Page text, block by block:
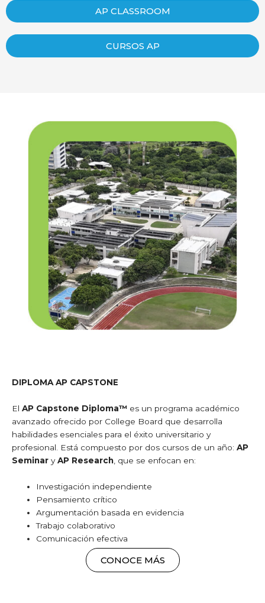
AP CLASSROOM
CURSOS AP
DIPLOMA AP CAPSTONE
El AP Capstone Diploma™ es un programa académico
avanzado ofrecido por College Board que desarrolla
habilidades esenciales para el éxito universitario y
profesional. Está compuesto por dos cursos de un año: AP
Seminar yAP Research , que se enfocan en:
Investigación independiente
Pensamiento crítico
Argumentación basada en evidencia
Trabajo colaborativo
Comunicación efectiva
CONOCE MÁS